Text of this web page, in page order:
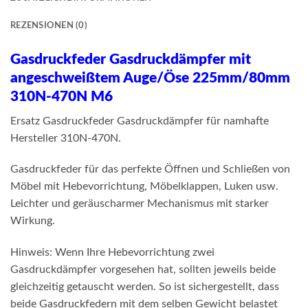
REZENSIONEN (0)
Gasdruckfeder Gasdruckdämpfer mit
angeschweißtem Auge/Öse 225mm/80mm
310N-470N M6
Ersatz Gasdruckfeder Gasdruckdämpfer für namhafte
Hersteller 310N-470N.
Gasdruckfeder für das perfekte Öffnen und Schließen von
Möbel mit Hebevorrichtung, Möbelklappen, Luken usw.
Leichter und geräuscharmer Mechanismus mit starker
Wirkung.
Hinweis: Wenn Ihre Hebevorrichtung zwei
Gasdruckdämpfer vorgesehen hat, sollten jeweils beide
gleichzeitig getauscht werden. So ist sichergestellt, dass
beide Gasdruckfedern mit dem selben Gewicht belastet